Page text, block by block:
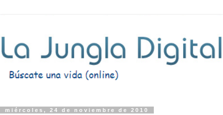
miércoles, 24 de noviembre de 2010